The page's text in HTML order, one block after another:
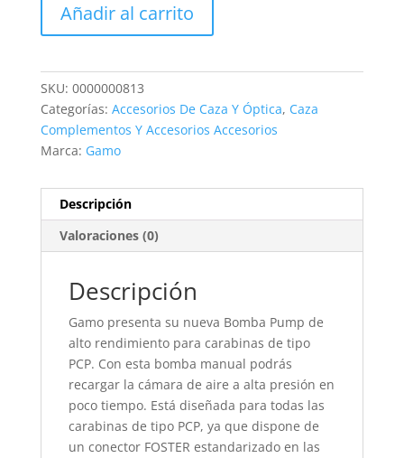
GAMO
PCP
cantidad
Añadir al carrito
SKU: 0000000813
Categorías: Accesorios De Caza Y Óptica, Caza
Complementos Y Accesorios Accesorios
Marca: Gamo
Descripción
Valoraciones (0)
Descripción
Gamo presenta su nueva Bomba Pump de
alto rendimiento para carabinas de tipo
PCP. Con esta bomba manual podrás
recargar la cámara de aire a alta presión en
poco tiempo. Está diseñada para todas las
carabinas de tipo PCP, ya que dispone de
un conector FOSTER estandarizado en las